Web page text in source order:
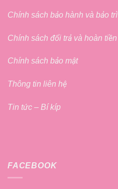
Chính sách bảo hành và bảo trì
Chính sách đổi trả và hoàn tiền
Chính sách bảo mật
Thông tin liên hệ
Tin tức – Bí kíp
FACEBOOK